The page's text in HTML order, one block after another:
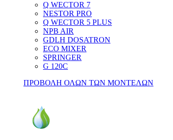
Q WECTOR 7
NESTOR PRO
Q WECTOR 5 PLUS
NPB AIR
GDLH DOSATRON
ECO MIXER
SPRINGER
G 120C
ΠΡΟΒΟΛΗ ΟΛΩΝ ΤΩΝ ΜΟΝΤΕΛΩΝ